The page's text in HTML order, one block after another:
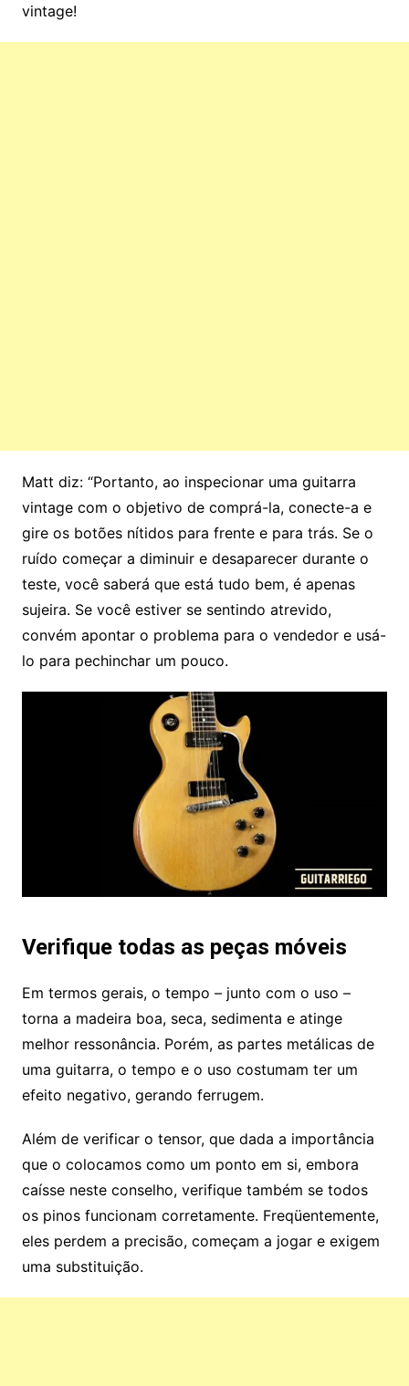
vintage!
Matt diz: “Portanto, ao inspecionar uma guitarra
vintage com o objetivo de comprá-la, conecte-a e
gire os botões nítidos para frente e para trás. Se o
ruído começar a diminuir e desaparecer durante o
teste, você saberá que está tudo bem, é apenas
sujeira. Se você estiver se sentindo atrevido,
convém apontar o problema para o vendedor e usá-
lo para pechinchar um pouco.
Verifique todas as peças móveis
Em termos gerais, o tempo – junto com o uso –
torna a madeira boa, seca, sedimenta e atinge
melhor ressonância. Porém, as partes metálicas de
uma guitarra, o tempo e o uso costumam ter um
efeito negativo, gerando ferrugem.
Além de verificar o tensor, que dada a importância
que o colocamos como um ponto em si, embora
caísse neste conselho, verifique também se todos
os pinos funcionam corretamente. Freqüentemente,
eles perdem a precisão, começam a jogar e exigem
uma substituição.